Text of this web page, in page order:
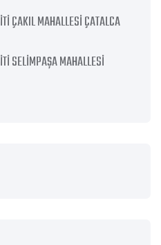
ÇAKIL MAHALLESI ÇATALCA
SELIMPAŞA MAHALLESI